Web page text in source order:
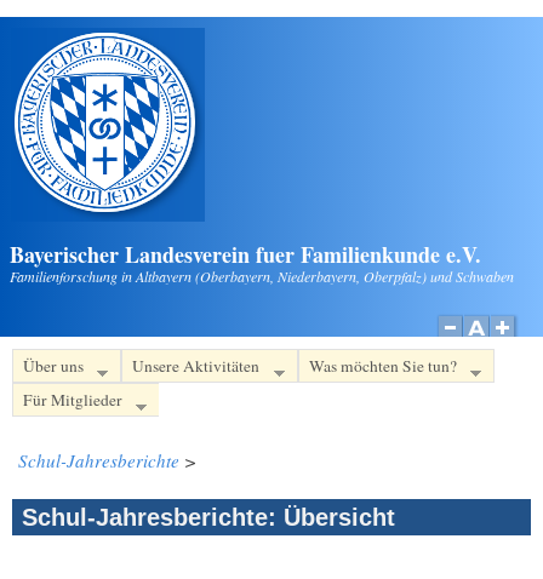
Direkt zum Inhalt
Bayerischer Landesverein fuer Familienkunde e.V.
Familienforschung in Altbayern (Oberbayern, Niederbayern, Oberpfalz) und Schwaben
Über uns Unsere Aktivitäten
Was möchten Sie tun?
Für Mitglieder
Schul-Jahresberichte >
Schul-Jahresberichte: Übersicht